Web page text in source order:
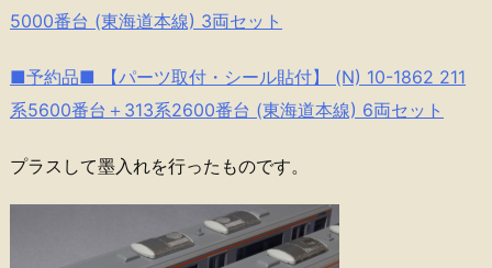
5000番台 (東海道本線) 3両セット
■予約品■ 【パーツ取付・シール貼付】 (N) 10-1862 211
系5600番台＋313系2600番台 (東海道本線) 6両セット
プラスして墨入れを行ったものです。